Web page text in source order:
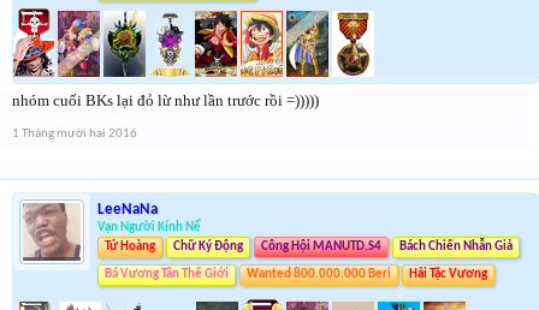
nhóm cuối BKs lại đỏ lừ như lần trước rồi =)))))
1 Tháng mười hai 2016
LeeNaNa
Vạn Người Kính Nể
Tứ Hoàng
Chữ Ký Động Công Hội MANUTD.S4 Bách Chiến Nhẫn Giả
Bá Vương Tân Thế Giới Wanted 800.000.000 Beri Hải Tặc Vương